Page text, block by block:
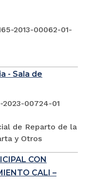
2013-00062-01-
- Sala de
2023-00724-01
de Reparto de la
y Otros
CON
CALI –